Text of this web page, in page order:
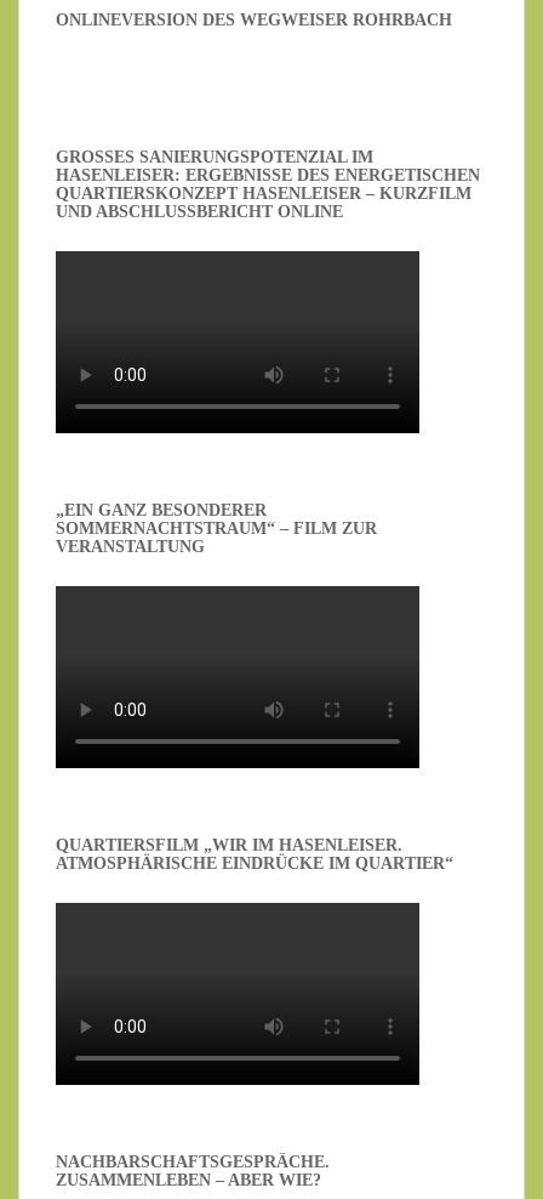
ONLINEVERSION DES WEGWEISER ROHRBACH
GROSSES SANIERUNGSPOTENZIAL IM H
ASENLEISER: ERGEBNISSE DES ENERGETISCHEN Q
UARTIERSKONZEPT HASENLEISER – KURZFILM U
ND ABSCHLUSSBERICHT ONLINE
„EIN GANZ BESONDERER
SOMMERNACHTSTRAUM“ – FILM ZUR
VERANSTALTUNG
QUARTIERSFILM „WIR IM HASENLEISER.
ATMOSPHÄRISCHE EINDRÜCKE IM QUARTIER“
NACHBARSCHAFTSGESPRÄCHE.
ZUSAMMENLEBEN – ABER WIE?